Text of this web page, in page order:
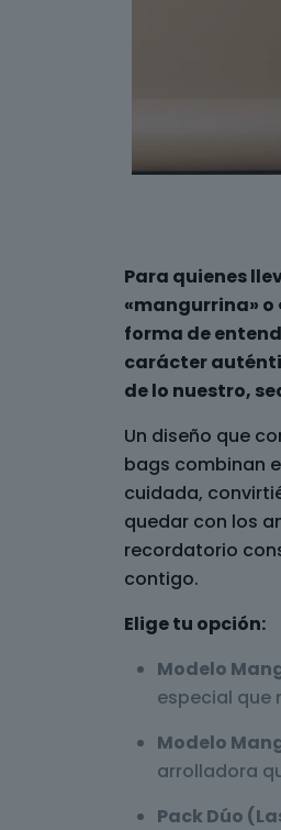
Para quienes
«mangurrina» o
forma de
carácter
de lo nuestro,
Un diseño que
bags combinan
cuidada,
quedar con los
recordatorio
contigo.
Elige tu opción:
Modelo
especial que
Modelo
arrolladora
Pack Dúo